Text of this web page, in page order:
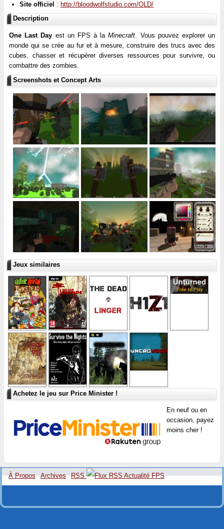
Site officiel : http://bloodwolfstudio.com/OLD/
Description
One Last Day est un FPS à laMinecraft. Vous pouvez explorer un
monde qui se crée au fur et à mesure, construire des trucs avec des
cubes, chasser et récupérer diverses ressources pour survivre, ou
combattre des zombies.
Screenshots et Concept Arts
Jeux similaires
Achetez le jeu sur Price Minister !
En neuf ou en
occasion, payez
moins cher !
À Propos Archives RSS